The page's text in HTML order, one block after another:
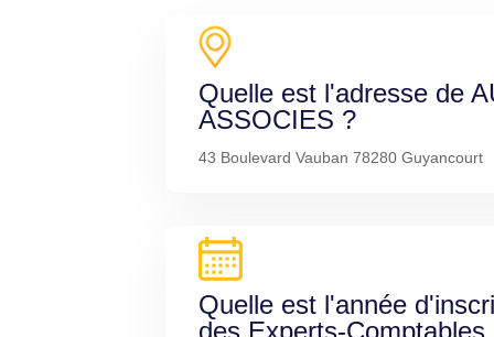
Quelle est l'adresse de
ASSOCIES ?
43 Boulevard Vauban 78280 Guyancourt
Quelle est l'année
des Experts-Comptables